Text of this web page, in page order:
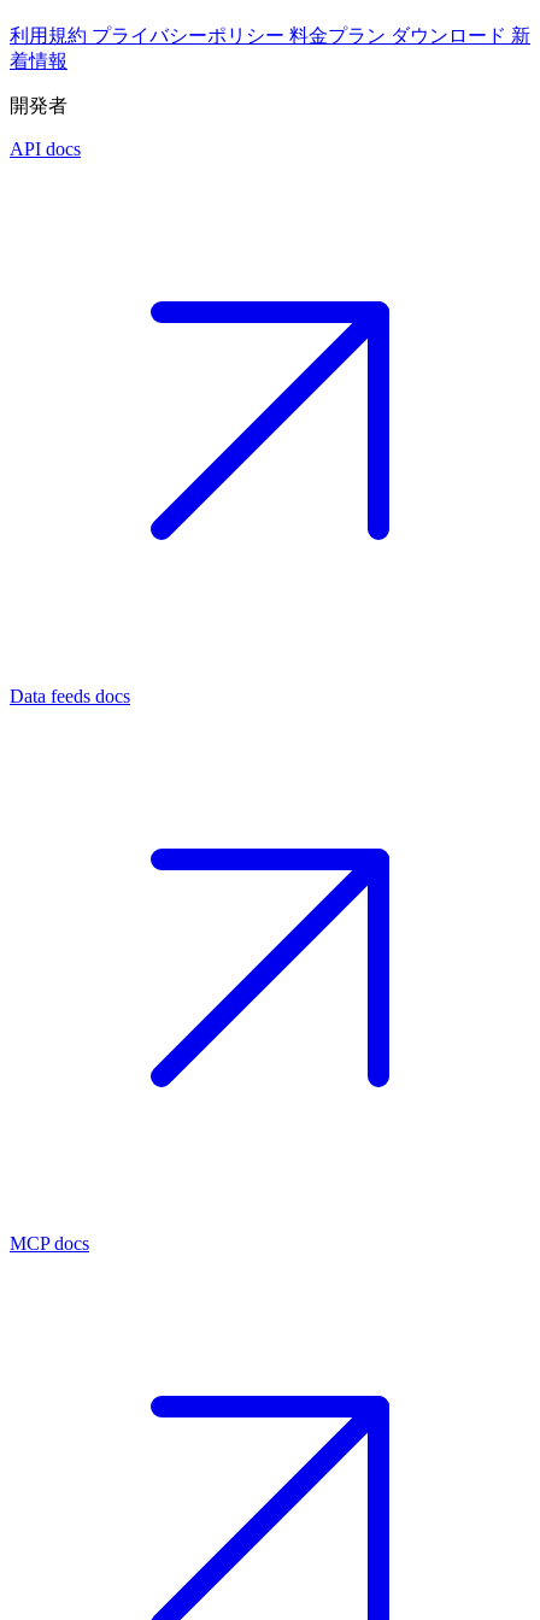
利用規約 プライバシーポリシー 料金プラン ダウンロード 新
着情報
開発者
API docs
Data feeds docs
MCP docs